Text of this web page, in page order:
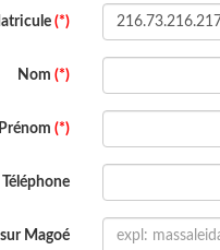
(*)
Nom (*)
Prénom (*)
Téléphone
Magoé